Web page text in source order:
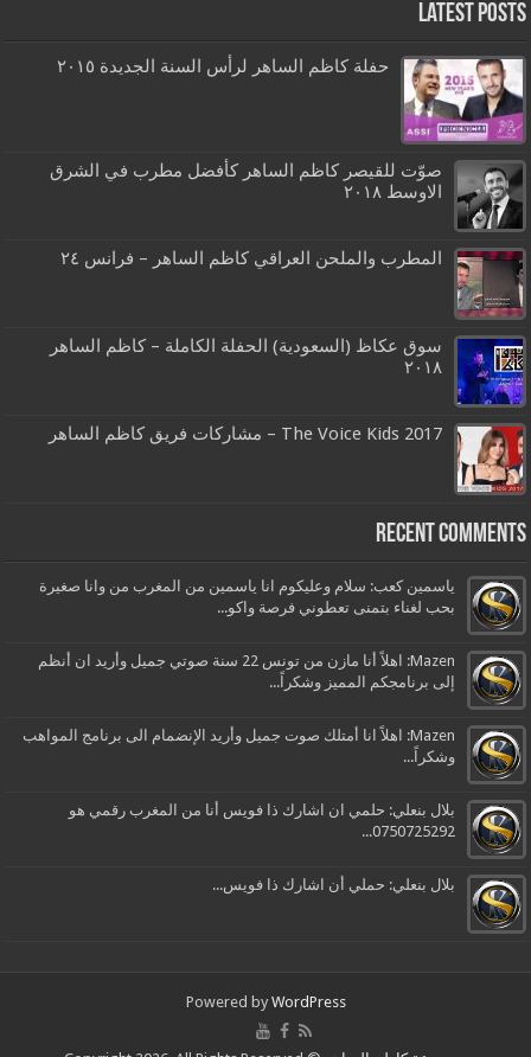
Latest Posts
حفلة كاظم الساهر لرأس السنة الجديدة ٢٠١٥
صوّت للقيصر كاظم الساهر كأفضل مطرب في الشرق
الاوسط ٢٠١٨
المطرب والملحن العراقي كاظم الساهر – فرانس ٢٤
سوق عكاظ (السعودية) الحفلة الكاملة – كاظم الساهر
٢٠١٨
The Voice Kids 2017 – مشاركات فريق كاظم الساهر
Recent Comments
ياسمين كعب: سلام وعليكوم انا ياسمين من المغرب من وانا صغيرة
بحب لغناء بتمنى تعطوني فرصة واكو...
Mazen: اهلاً أنا مازن من تونس 22 سنة صوتي جميل وأريد ان أنظم
إلى برنامجكم المميز وشكراً...
Mazen: اهلاً انا أمتلك صوت جميل وأريد الإنضمام الى برنامج المواهب
وشكراً...
بلال بنعلي: حلمي ان اشارك ذا فويس أنا من المغرب رقمي هو
0750725292...
بلال بنعلي: حملي أن اشارك ذا فويس...
Powered by WordPress